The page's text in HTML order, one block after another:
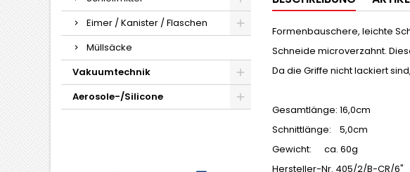
Eimer / Kanister / Flaschen
Müllsäcke
Vakuumtechnik
Aerosole-/Silicone
Formenbauschere, leichte
Schneide microverzahnt.
Da die Griffe nicht lackiert
Gesamtlänge: 16,0cm
Schnittlänge:
5,0cm
Gewicht:
ca. 60g
Hersteller-Nr. 405/2/B-CR/6"